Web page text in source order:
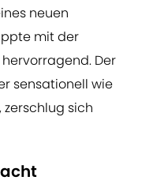
neuen
mit der
Der
sensationell wie
sich